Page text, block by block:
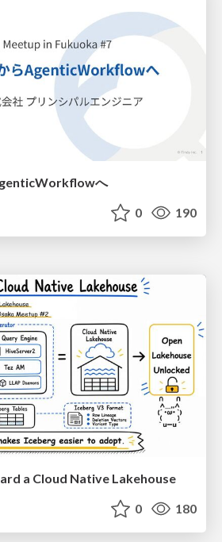
へ
0 190
a Cloud Native Lakehouse
0 180